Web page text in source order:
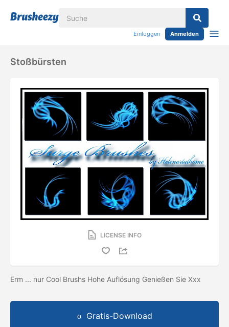
Einloggen Anmelden
Stoßbürsten
LICENSE INFO
Erm ... nur Cool Brushs Hohe Auflösung Genießen Sie Xxx
Gratis-Download